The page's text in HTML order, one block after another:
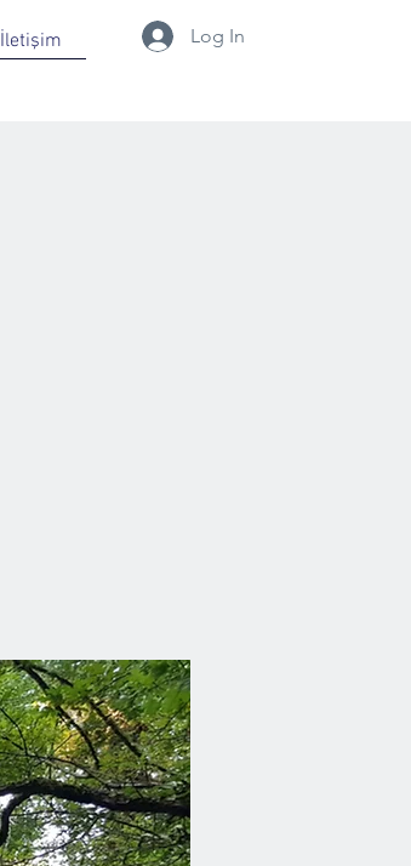
İletişim Log In